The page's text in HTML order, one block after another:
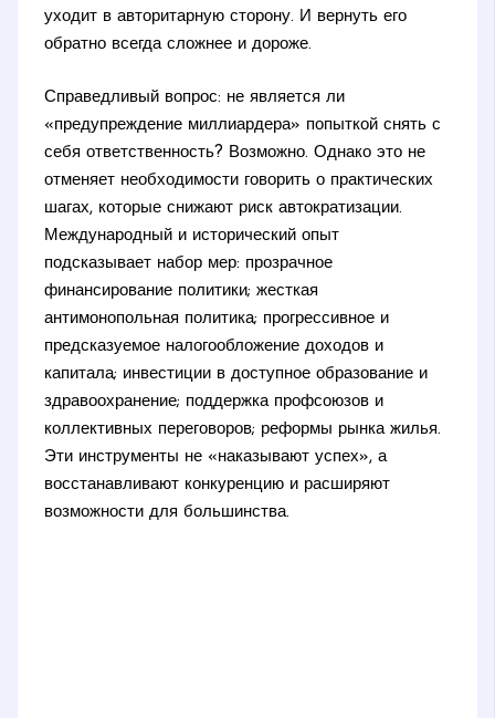
уходит в авторитарную сторону. И вернуть его
обратно всегда сложнее и дороже.
Справедливый вопрос: не является ли
«предупреждение миллиардера» попыткой снять с
себя ответственность? Возможно. Однако это не
отменяет необходимости говорить о практических
шагах, которые снижают риск автократизации.
Международный и исторический опыт
подсказывает набор мер: прозрачное
финансирование политики; жесткая
антимонопольная политика; прогрессивное и
предсказуемое налогообложение доходов и
капитала; инвестиции в доступное образование и
здравоохранение; поддержка профсоюзов и
коллективных переговоров; реформы рынка жилья.
Эти инструменты не «наказывают успех», а
восстанавливают конкуренцию и расширяют
возможности для большинства.